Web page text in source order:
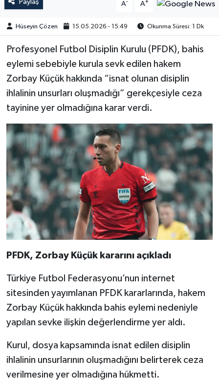
Paylaş A- A+
Hüseyin Çözen 15.05.2026 - 15:49 Okunma Süresi: 1 Dk
Profesyonel Futbol Disiplin Kurulu (PFDK), bahis
eylemi sebebiyle kurula sevk edilen hakem
Zorbay Küçük hakkında “isnat olunan disiplin
ihlalinin unsurları oluşmadığı” gerekçesiyle ceza
tayinine yer olmadığına karar verdi.
PFDK, Zorbay Küçük kararını açıkladı
Türkiye Futbol Federasyonu’nun internet
sitesinden yayımlanan PFDK kararlarında, hakem
Zorbay Küçük hakkında bahis eylemi nedeniyle
yapılan sevke ilişkin değerlendirme yer aldı.
Kurul, dosya kapsamında isnat edilen disiplin
ihlalinin unsurlarının oluşmadığını belirterek ceza
verilmesine yer olmadığına hükmetti.